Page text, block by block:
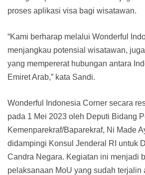
proses aplikasi visa bagi wisatawan.
“Kami berharap melalui Wonderful
menjangkau potensial wisatawan,
yang mempererat hubungan antara
Emiret Arab,” kata Sandi.
Wonderful Indonesia Corner secara
pada 1 Mei 2023 oleh Deputi Bidang
Kemenparekraf/Baparekraf, Ni Made
didampingi Konsul Jenderal RI untuk
Candra Negara. Kegiatan ini menjadi
pelaksanaan MoU yang sudah terjalin